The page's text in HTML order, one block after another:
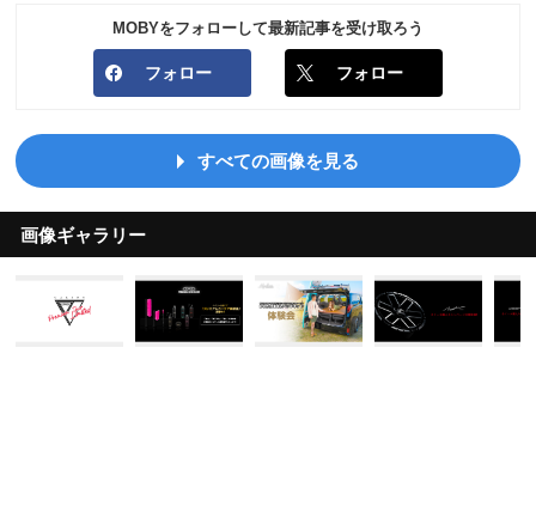
MOBYをフォローして最新記事を受け取ろう
フォロー フォロー
すべての画像を見る
画像ギャラリー